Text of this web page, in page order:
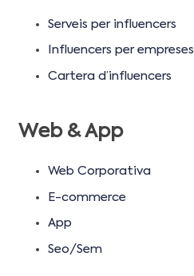
Serveis per influencers
Influencers per empreses
Cartera d’influencers
Web & App
Web Corporativa
E-commerce
App
Seo/Sem